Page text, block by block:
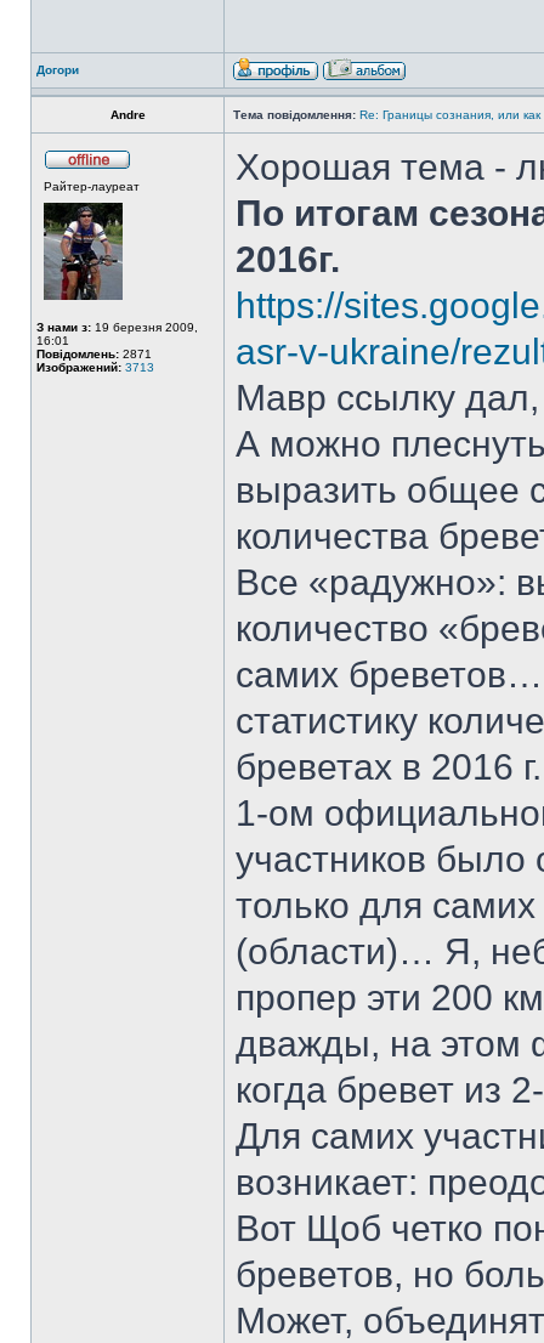
Догори
Andre Тема повідомлення: Re: Границы сознания, или как
Райтер-лауреат
З нами з: 19 березня 2009,
16:01
Повідомлень: 2871
Изображений: 3713
Хорошая тема -
По итогам
2016г.
https://
asr-v-ukraine/
Мавр ссылку
А можно
выразить общее
количества
Все «радужно»:
количество
самих
статистику
бреветах в 2016
1-ом
участников было
только для
(области)… Я,
пропер эти 200
дважды, на
когда бревет из
Для самих
возникает:
Вот Щоб четко
бреветов, но
Может,